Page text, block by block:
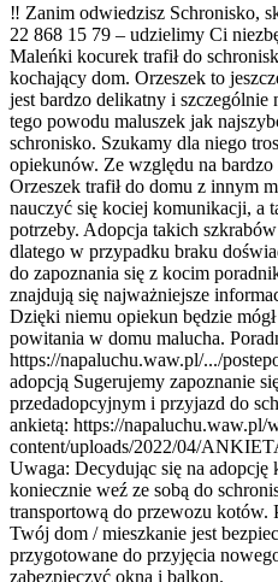
‼ Zanim odwiedzisz Schronisko,
22 868 15 79 – udzielimy Ci
Maleńki kocurek trafił do
kochający dom. Orzeszek to
jest bardzo delikatny i
tego powodu maluszek jak
schronisko. Szukamy dla niego
opiekunów. Ze względu na
Orzeszek trafił do domu z innym
nauczyć się kociej komunikacji, a
potrzeby. Adopcja takich
dlatego w przypadku braku
do zapoznania się z kocim
znajdują się najważniejsze
Dzięki niemu opiekun będzie
powitania w domu malucha.
https://napaluchu.waw.pl/.../
adopcją Sugerujemy zapoznanie
przedadopcyjnym i przyjazd do
ankietą: https://napaluchu.waw.pl/
content/uploads/2022/04/
Uwaga: Decydując się na adopcję
koniecznie weź ze sobą do
transportową do przewozu kotów.
Twój dom / mieszkanie jest
przygotowane do przyjęcia
zabezpieczyć okna i balkon.